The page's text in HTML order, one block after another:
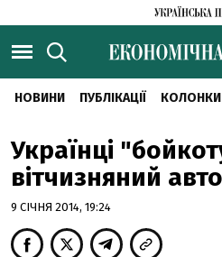
НОВИНИ ПУБЛІКАЦІЇ КОЛОНКИ
Українці
вітчизняний
9 СІЧНЯ 2014, 19:24